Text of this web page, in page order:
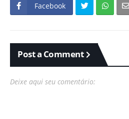
Facebook
Post a Comment
Deixe aqui seu comentário: